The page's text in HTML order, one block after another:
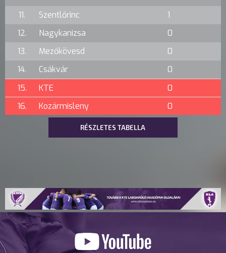
11.
Szentlőrinc
1
12.
Nagykanizsa
0
13.
Mezőkövesd
0
14.
Csákvár
0
15.
KTE
0
16.
Kozármisleny 0
RÉSZLETES TABELLA